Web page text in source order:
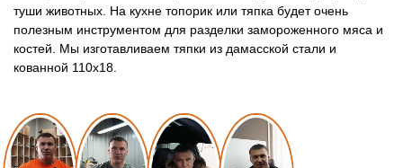
туши животных. На кухне топорик или тяпка будет очень
полезным инструментом для разделки замороженного мяса и
костей. Мы изготавливаем тяпки из дамасской стали и
кованной 110х18.